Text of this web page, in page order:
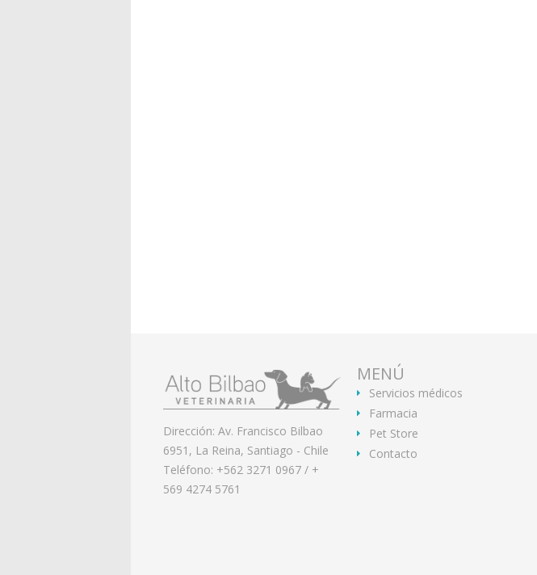
Dirección: Av. Francisco Bilbao
6951, La Reina, Santiago - Chile
Teléfono: +562 3271 0967 / +
569 4274 5761
MENÚ
Servicios médicos
Farmacia
Pet Store
Contacto